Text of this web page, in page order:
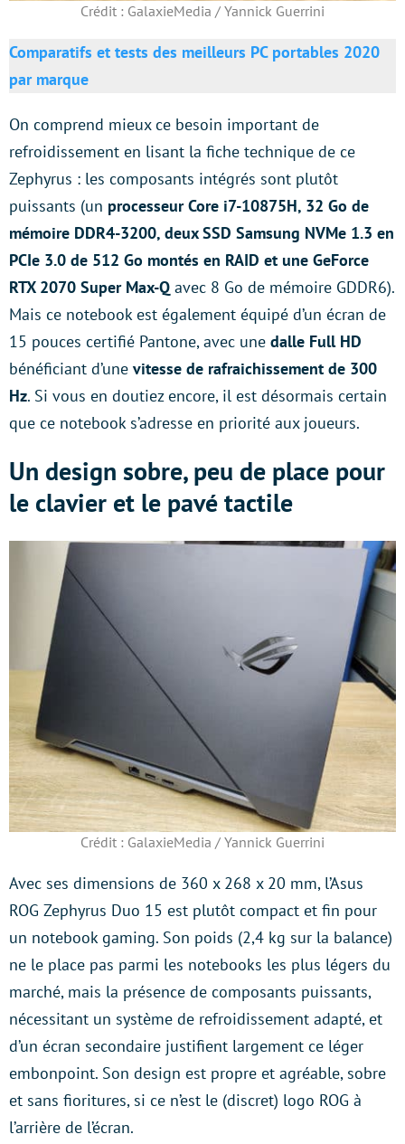
Crédit : GalaxieMedia / Yannick Guerrini
Comparatifs et tests des meilleurs PC portables 2020
par marque
On comprend mieux ce besoin important de
refroidissement en lisant la fiche technique de ce
Zephyrus : les composants intégrés sont plutôt
puissants (un processeur Core i7-10875H, 32 Go de
mémoire DDR4-3200, deux SSD Samsung NVMe 1.3 en
PCIe 3.0 de 512 Go montés en RAID et une GeForce
RTX 2070 Super Max-Q avec 8 Go de mémoire GDDR6).
Mais ce notebook est également équipé d’un écran de
15 pouces certifié Pantone, avec une dalle Full HD
bénéficiant d’une vitesse de rafraichissement de 300
Hz. Si vous en doutiez encore, il est désormais certain
que ce notebook s’adresse en priorité aux joueurs.
Un design sobre, peu de place pour
le clavier et le pavé tactile
Crédit : GalaxieMedia / Yannick Guerrini
Avec ses dimensions de 360 x 268 x 20 mm, l’Asus
ROG Zephyrus Duo 15 est plutôt compact et fin pour
un notebook gaming. Son poids (2,4 kg sur la balance)
ne le place pas parmi les notebooks les plus légers du
marché, mais la présence de composants puissants,
nécessitant un système de refroidissement adapté, et
d’un écran secondaire justifient largement ce léger
embonpoint. Son design est propre et agréable, sobre
et sans fioritures, si ce n’est le (discret) logo ROG à
l’arrière de l’écran.